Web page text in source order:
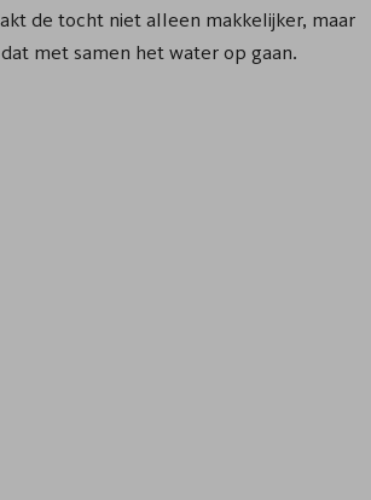
de tocht niet alleen makkelijker, maar
met samen het water op gaan.